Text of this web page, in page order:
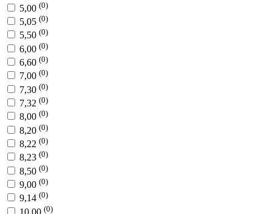
5,00 (0)
5,05 (0)
5,50 (0)
6,00 (0)
6,60 (0)
7,00 (0)
7,30 (0)
7,32 (0)
8,00 (0)
8,20 (0)
8,22 (0)
8,23 (0)
8,50 (0)
9,00 (0)
9,14 (0)
10,00 (0)